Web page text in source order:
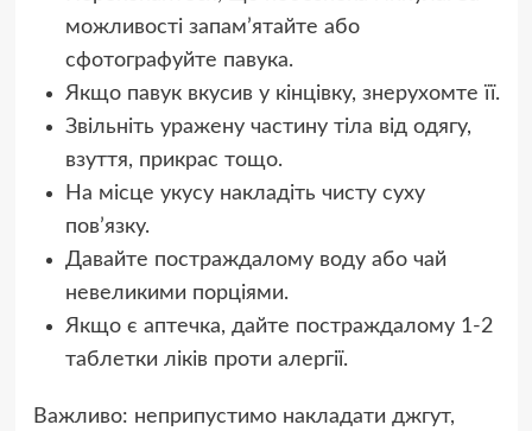
можливості запам’ятайте або
сфотографуйте павука.
Якщо павук вкусив у кінцівку, знерухомте її.
Звільніть уражену частину тіла від одягу,
взуття, прикрас тощо.
На місце укусу накладіть чисту суху
пов’язку.
Давайте постраждалому воду або чай
невеликими порціями.
Якщо є аптечка, дайте постраждалому 1-2
таблетки ліків проти алергії.
Важливо: неприпустимо накладати джгут,